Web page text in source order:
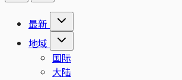
最新
地域
国际
大陆